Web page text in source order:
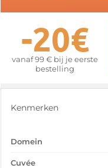
-20€
vanaf 99 € bij je eerste
bestelling
Kenmerken
Domein
Cuvée